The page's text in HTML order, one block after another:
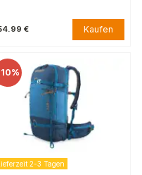
€ Kaufen
10%
Lieferzeit 2-3 Tagen